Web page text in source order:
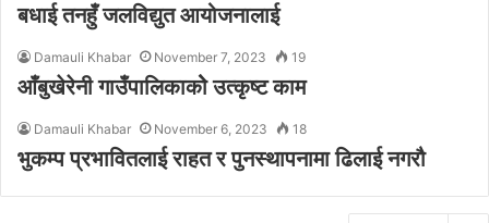
बधाई तनहुँ जलविद्युत आयोजनालाई
Damauli Khabar November 7, 2023 19
आँबुखेरेनी गाउँपालिकाकोे उत्कृष्ट काम
Damauli Khabar November 6, 2023 18
भुकम्प प्रभावितलाई राहत र पुनस्थापनामा ढिलाई नगरौ